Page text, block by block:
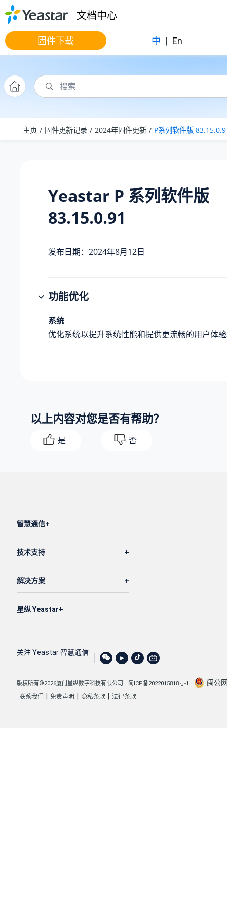
跳转到主要内容
文档中心
固件下载 中 | En
主页 固件更新记录 2024年固件更新 P系列软件版
Yeastar P 系列软件版
83.15.0.91
发布日期：2024年8月12日
功能优化
系统
优化系统以提升系统性能和提供更流畅的用户体
以上内容对您是否有帮助？
是 否
智慧通信
技术支持
解决方案
星纵 Yeastar
关注 Yeastar 智慧通信
版权所有©2026厦门星纵数字科技有限公司 闽ICP备2022015818号-1 闽公
联系我们 免责声明 隐私条款 法律条款